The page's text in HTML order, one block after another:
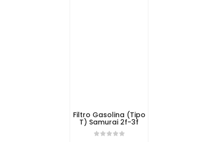
Filtro Gasolina (Tipo
T) Samurai 2f-3f